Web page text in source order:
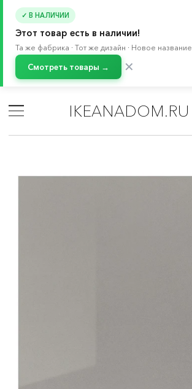
✓ В НАЛИЧИИ
Этот товар есть в наличии!
Та же фабрика · Тот же дизайн · Новое название
Смотреть товары → ✕
IKEANADOM.RU
Стеновые панели
Кварцевые панели